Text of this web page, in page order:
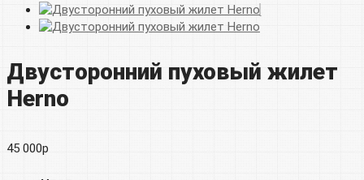
Двусторонний пуховый жилет
Herno
45 000р